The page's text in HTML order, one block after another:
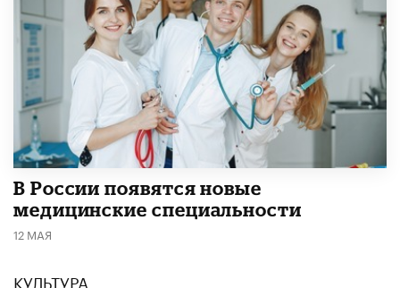
В России появятся новые
медицинские специальности
12 МАЯ
КУЛЬТУРА